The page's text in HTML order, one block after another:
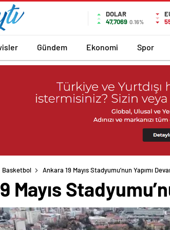
DOLAR
47,7069 0.16%
Gündem Ekonomi Spor
Basketbol Ankara 19 Mayıs Stadyumu’nun Yapımı
Mayıs